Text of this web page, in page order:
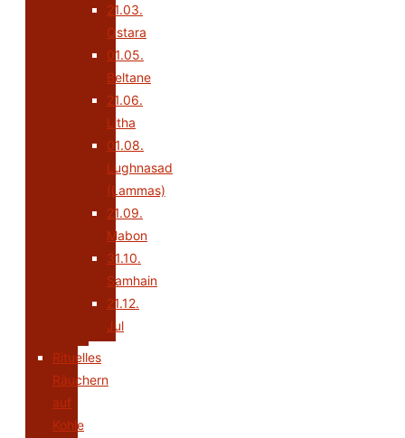
21.03.
Ostara
01.05.
Beltane
21.06.
Litha
01.08.
Lughnasad
(Lammas)
21.09.
Mabon
31.10.
Samhain
21.12.
Jul
Rituelles
Räuchern
auf
Kohle